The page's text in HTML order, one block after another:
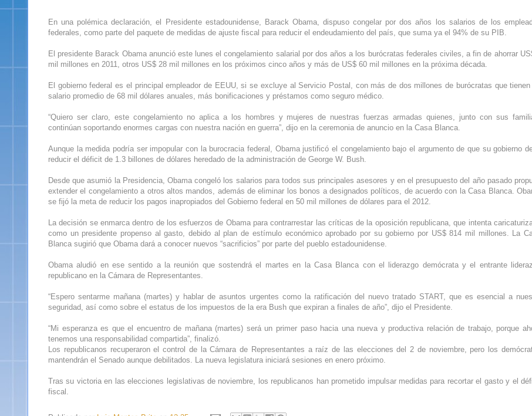
En una polémica declaración, el Presidente estadounidense, Barack Obama, dispuso congelar por dos años los salarios de los
federales, como parte del paquete de medidas de ajuste fiscal para reducir el endeudamiento del país, que suma ya el 94% de su PIB.
El presidente Barack Obama anunció este lunes el congelamiento salarial por dos años a los burócratas federales civiles, a fin de ahorrar
mil millones en 2011, otros US$ 28 mil millones en los próximos cinco años y más de US$ 60 mil millones en la próxima década.
El gobierno federal es el principal empleador de EEUU, si se excluye al Servicio Postal, con más de dos millones de burócratas que tienen
salario promedio de 68 mil dólares anuales, más bonificaciones y préstamos como seguro médico.
“Quiero ser claro, este congelamiento no aplica a los hombres y mujeres de nuestras fuerzas armadas quienes, junto con sus
continúan soportando enormes cargas con nuestra nación en guerra”, dijo en la ceremonia de anuncio en la Casa Blanca.
Aunque la medida podría ser impopular con la burocracia federal, Obama justificó el congelamiento bajo el argumento de que su gobierno
reducir el déficit de 1.3 billones de dólares heredado de la administración de George W. Bush.
Desde que asumió la Presidencia, Obama congeló los salarios para todos sus principales asesores y en el presupuesto del año pasado
extender el congelamiento a otros altos mandos, además de eliminar los bonos a designados políticos, de acuerdo con la Casa Blanca.
se fijó la meta de reducir los pagos inapropiados del Gobierno federal en 50 mil millones de dólares para el 2012.
La decisión se enmarca dentro de los esfuerzos de Obama para contrarrestar las críticas de la oposición republicana, que intenta
como un presidente propenso al gasto, debido al plan de estímulo económico aprobado por su gobierno por US$ 814 mil millones. La
Blanca sugirió que Obama dará a conocer nuevos “sacrificios” por parte del pueblo estadounidense.
Obama aludió en ese sentido a la reunión que sostendrá el martes en la Casa Blanca con el liderazgo demócrata y el entrante
republicano en la Cámara de Representantes.
“Espero sentarme mañana (martes) y hablar de asuntos urgentes como la ratificación del nuevo tratado START, que es esencial a
seguridad, así como sobre el estatus de los impuestos de la era Bush que expiran a finales de año”, dijo el Presidente.
“Mi esperanza es que el encuentro de mañana (martes) será un primer paso hacia una nueva y productiva relación de trabajo, porque
tenemos una responsabilidad compartida”, finalizó.
Los republicanos recuperaron el control de la Cámara de Representantes a raíz de las elecciones del 2 de noviembre, pero los
mantendrán el Senado aunque debilitados. La nueva legislatura iniciará sesiones en enero próximo.
Tras su victoria en las elecciones legislativas de noviembre, los republicanos han prometido impulsar medidas para recortar el gasto y el
fiscal.